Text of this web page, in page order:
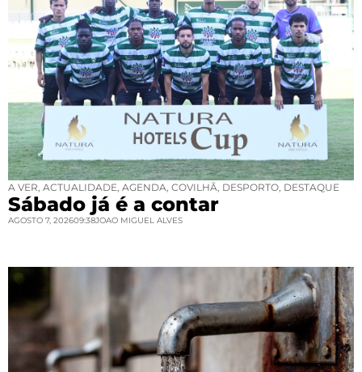
A VER ACTUALIDADE AGENDA COVILHÃ DESPORTO DESTAQUE
Sábado já é a contar
AGOSTO 7, 202609:38JOAO MIGUEL ALVES